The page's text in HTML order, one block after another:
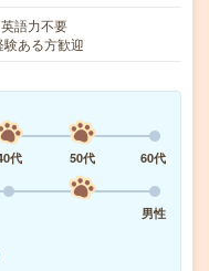
語力不要
ある方歓迎
代 50代
60代
男性